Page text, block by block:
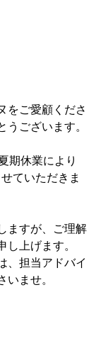
をご愛顧くださ
うございます。
期休業により
ていただきま
ますが、ご理解
し上げます。
、担当アドバイ
いませ。